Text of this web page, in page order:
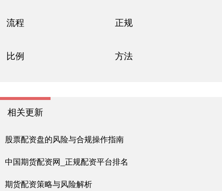
流程 正规
比例 方法
相关更新
股票配资盘的风险与合规操作指南
中国期货配资网_正规配资平台排名
期货配资策略与风险解析